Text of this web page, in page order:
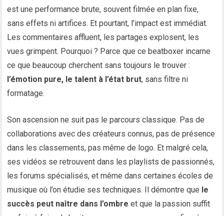
est une performance brute, souvent filmée en plan fixe,
sans effets ni artifices. Et pourtant, l’impact est immédiat.
Les commentaires affluent, les partages explosent, les
vues grimpent. Pourquoi ? Parce que ce beatboxer incarne
ce que beaucoup cherchent sans toujours le trouver :
l’émotion pure, le talent à l’état brut, sans filtre ni
formatage.
Son ascension ne suit pas le parcours classique. Pas de
collaborations avec des créateurs connus, pas de présence
dans les classements, pas même de logo. Et malgré cela,
ses vidéos se retrouvent dans les playlists de passionnés,
les forums spécialisés, et même dans certaines écoles de
musique où l’on étudie ses techniques. Il démontre que le
succès peut naître dans l’ombre et que la passion suffit